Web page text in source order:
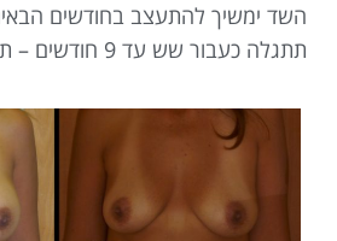
השד ימשיך להתעצב בחודשים
תתגלה כעבור שש עד 9 חודשים – תתחדשי!